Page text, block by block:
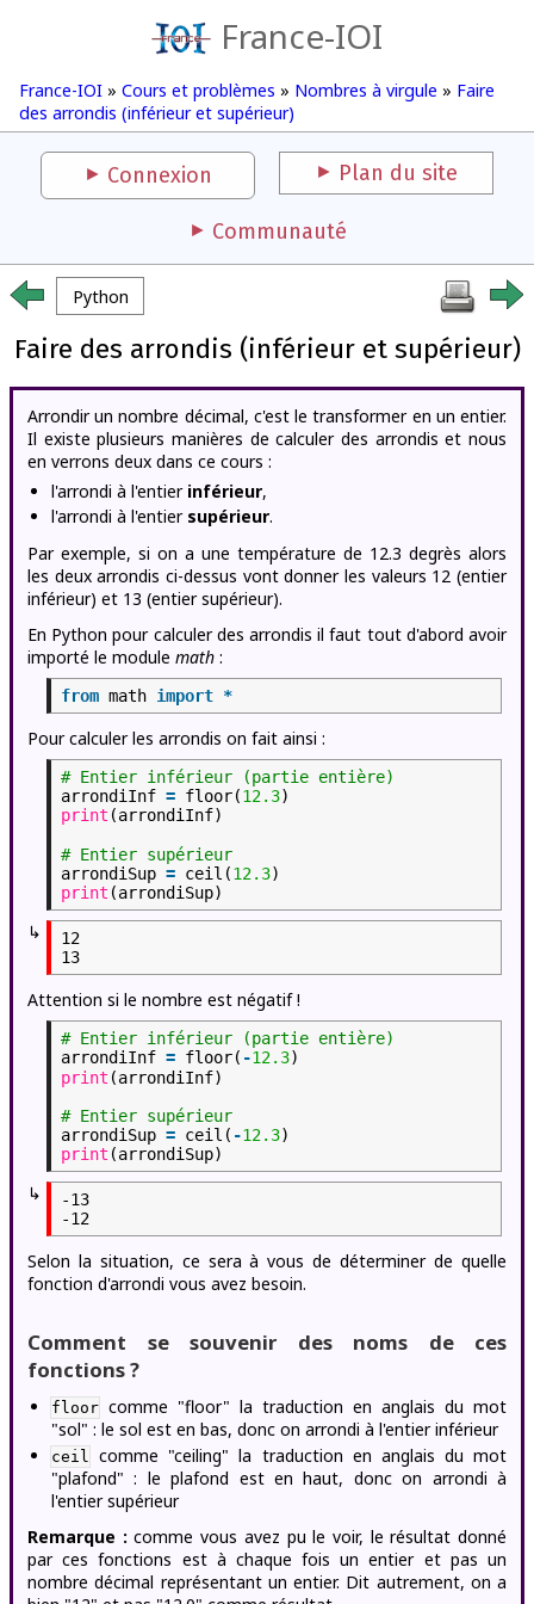
France-IOI
France-IOI » Cours et problèmes » Nombres à virgule » Faire
des arrondis (inférieur et supérieur)
Connexion Plan du site
Communauté
Python
Faire des arrondis (inférieur et supérieur)
Arrondir un nombre décimal, c'est le transformer en un entier.
Il existe plusieurs manières de calculer des arrondis et nous
en verrons deux dans ce cours :
l'arrondi à l'entier inférieur,
l'arrondi à l'entier supérieur.
Par exemple, si on a une température de 12.3 degrès alors
les deux arrondis ci-dessus vont donner les valeurs 12 (entier
inférieur) et 13 (entier supérieur).
En Python pour calculer des arrondis il faut tout d'abord avoir
importé le module math :
from math import *
Pour calculer les arrondis on fait ainsi :
# Entier inférieur (partie entière)
arrondiInf = floor(12.3)
print (arrondiInf)
# Entier supérieur
arrondiSup = ceil(12.3)
print (arrondiSup)
↳ 12
Attention si le nombre est négatif !
# Entier inférieur (partie entière)
arrondiInf = floor( -12.3)
print (arrondiInf)
# Entier supérieur
arrondiSup = ceil( -12.3)
print (arrondiSup)
↳
-13
Selon la situation, ce sera à vous de déterminer de quelle
fonction d'arrondi vous avez besoin.
Comment se souvenir des noms de ces
fonctions ?
floor comme "floor" la traduction en anglais du mot
"sol" : le sol est en bas, donc on arrondi à l'entier inférieur
ceil comme "ceiling" la traduction en anglais du mot
"plafond" : le plafond est en haut, donc on arrondi à
l'entier supérieur
Remarque :comme vous avez pu le voir, le résultat donné
par ces fonctions est à chaque fois un entier et pas un
nombre décimal représentant un entier. Dit autrement, on a